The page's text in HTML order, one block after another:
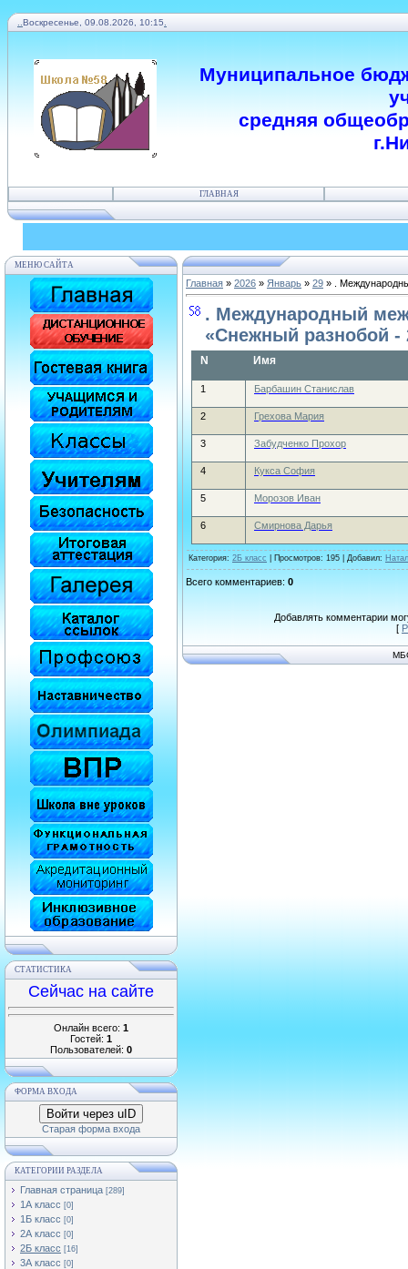
Воскресенье, 09.08.2026, 10:15
Муниципальное
средняя
ГЛАВНАЯ
МЕНЮ САЙТА
СТАТИСТИКА
Сейчас на сайте
Онлайн всего: 1
Гостей: 1
Пользователей: 0
ФОРМА ВХОДА
Войти через uID
Старая форма входа
КАТЕГОРИИ РАЗДЕЛА
Главная страница [289]
1А класс [0]
1Б класс [0]
2А класс [0]
2Б класс [16]
3А класс [0]
Главная » 2026 » Январь » 29 » .
. Международный
«Снежный разнобой -
N Имя
1 Барбашин Станислав
2 Грехова Мария
3 Забудченко Прохор
4 Кукса София
5 Морозов Иван
6 Смирнова Дарья
Категория: 2Б класс Просмотров: 195 | Добавил:
Всего комментариев: 0
Добавлять комментарии
[